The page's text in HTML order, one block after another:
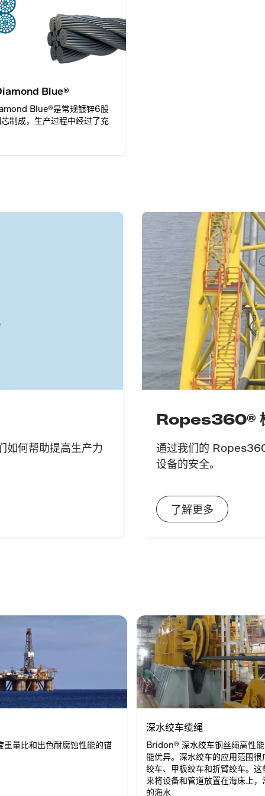
Blue®
Blue®是常规镀锌6股
制成，生产过程中经过了充
如何帮助提高生产力
Ropes360®
通过我们的
设备的安全。
了解更多
重量比和出色耐腐蚀性能的锚
深水绞车缆绳
Bridon® 深水绞车钢丝绳高性
能优异。深水绞车的应用范围很
绞车、甲板绞车和折臂绞车。这
来将设备和管道放置在海床上，
的海水